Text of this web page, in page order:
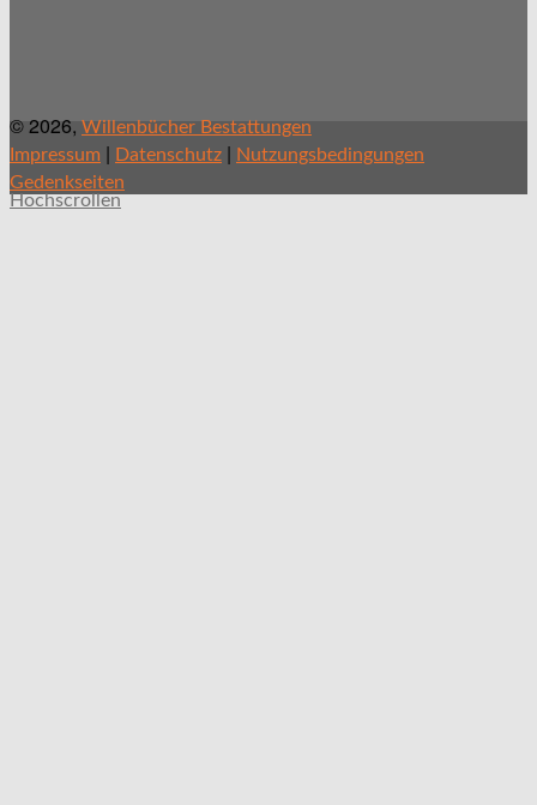
© 2026, Willenbücher Bestattungen
Impressum | Datenschutz | Nutzungsbedingungen
Gedenkseiten
Hochscrollen